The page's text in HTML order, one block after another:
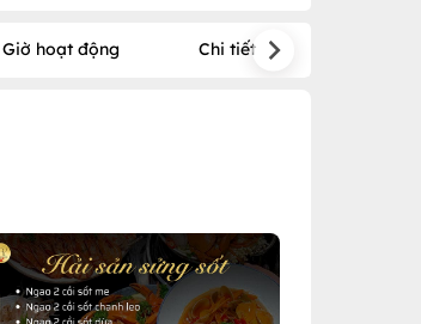
Giờ hoạt động Chi tiết